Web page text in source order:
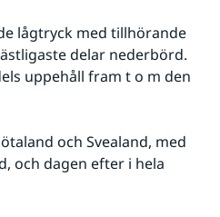
lågtryck med tillhörande
delar nederbörd.
uppehåll fram t o m den
och Svealand, med
och dagen efter i hela